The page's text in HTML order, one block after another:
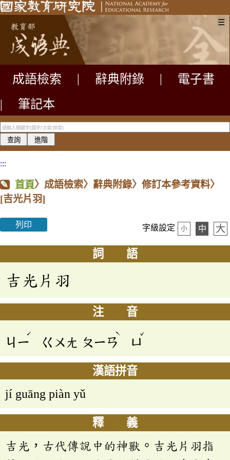
☰
成語檢索 辭典附錄
電子書
|
筆記本
:::
首頁〉成語檢索〉辭典附錄〉修訂本參考資料〉
[吉光片羽]
列印 字級設定 小 中 大
詞 語
吉光片羽
注 音
ㄐㄧ
ˊ
ㄍㄨㄤ ㄆㄧㄢ
ˋ
ㄩ
ˇ
漢語拼音
jí guāng piàn yǔ
釋 義
吉光，古代傳說中的神獸。吉光片羽指